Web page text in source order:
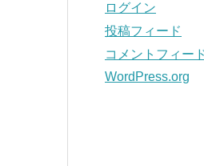
ログイン
投稿フィード
コメントフィー
WordPress.org